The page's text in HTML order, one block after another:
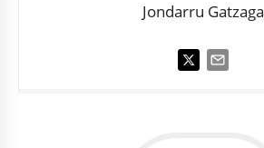
Jondarru Gatzaga